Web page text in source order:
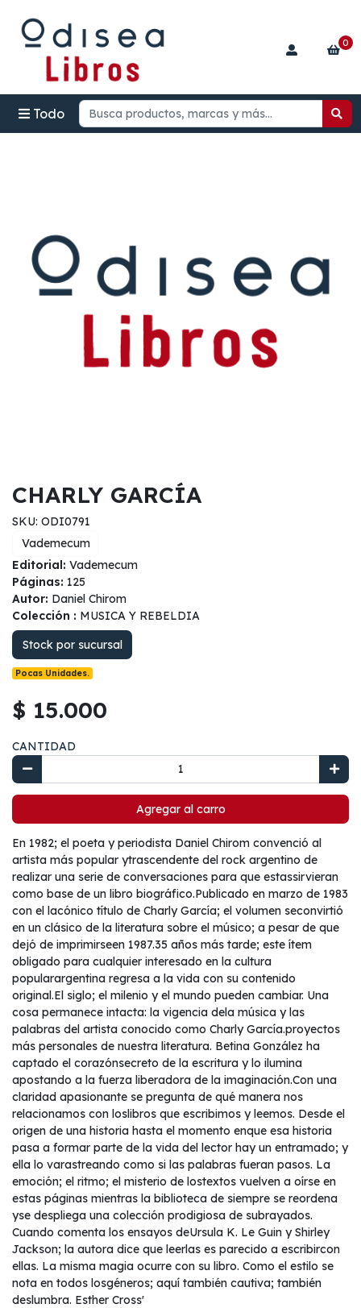
Todo
0
CHARLY GARCÍA
SKU: ODI0791
Vademecum
Editorial: Vademecum
Páginas: 125
Autor: Daniel Chirom
Colección : MUSICA Y REBELDIA
Stock por sucursal
Pocas Unidades.
$ 15.000
CANTIDAD
Agregar al carro
En 1982; el poeta y periodista Daniel Chirom convenció al
artista más popular ytrascendente del rock argentino de
realizar una serie de conversaciones para que estassirvieran
como base de un libro biográfico.Publicado en marzo de 1983
con el lacónico título de Charly García; el volumen seconvirtió
en un clásico de la literatura sobre el músico; a pesar de que
dejó de imprimirseen 1987.35 años más tarde; este ítem
obligado para cualquier interesado en la cultura
popularargentina regresa a la vida con su contenido
original.El siglo; el milenio y el mundo pueden cambiar. Una
cosa permanece intacta: la vigencia dela música y las
palabras del artista conocido como Charly García.proyectos
más personales de nuestra literatura. Betina González ha
captado el corazónsecreto de la escritura y lo ilumina
apostando a la fuerza liberadora de la imaginación.Con una
claridad apasionante se pregunta de qué manera nos
relacionamos con loslibros que escribimos y leemos. Desde el
origen de una historia hasta el momento enque esa historia
pasa a formar parte de la vida del lector hay un entramado; y
ella lo varastreando como si las palabras fueran pasos. La
emoción; el ritmo; el misterio de lostextos vuelven a oírse en
estas páginas mientras la biblioteca de siempre se reordena
yse despliega una colección prodigiosa de subrayados.
Cuando comenta los ensayos deUrsula K. Le Guin y Shirley
Jackson; la autora dice que leerlas es parecido a escribircon
ellas. La misma magia ocurre con su libro. Como el estilo se
nota en todos losgéneros; aquí también cautiva; también
deslumbra. Esther Cross'